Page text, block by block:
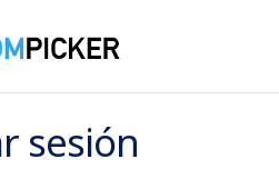
sesión